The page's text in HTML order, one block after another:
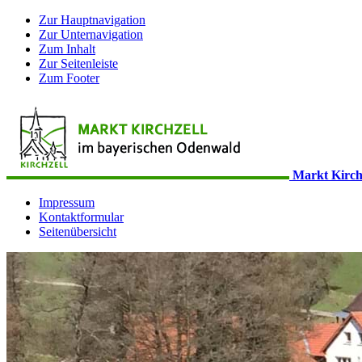
Zur Hauptnavigation
Zur Unternavigation
Zum Inhalt
Zur Seitenleiste
Zum Footer
Markt
Impressum
Kontaktformular
Seitenübersicht